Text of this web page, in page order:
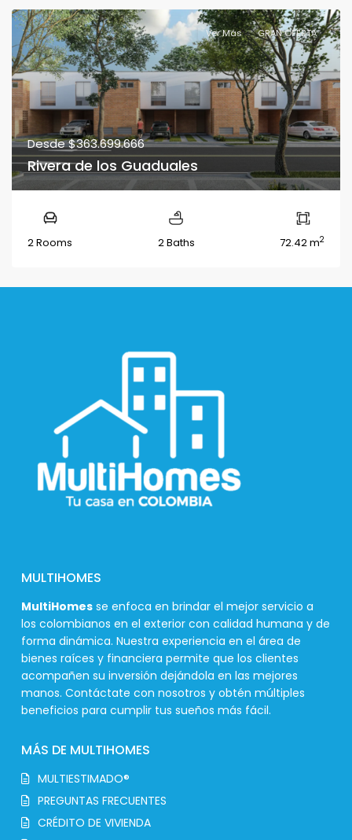
Ver Más GRAN OFERTA
Desde$363.699.666
Rivera de los Guaduales
2 Rooms 2 Baths 72.42 m2
MULTIHOMES
MultiHomes se enfoca en brindar el mejor servicio a
los colombianos en el exterior con calidad humana y de
forma dinámica. Nuestra experiencia en el área de
bienes raíces y financiera permite que los clientes
acompañen su inversión dejándola en las mejores
manos. Contáctate con nosotros y obtén múltiples
beneficios para cumplir tus sueños más fácil.
MÁS DE MULTIHOMES
MULTIESTIMADO®
PREGUNTAS FRECUENTES
CRÉDITO DE VIVIENDA